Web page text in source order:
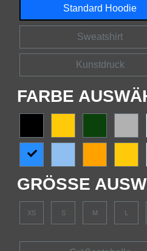
Standard Hoodie
Sweatshirt
Kunstdruck
FARBE
GRÖSSE
XS S M L